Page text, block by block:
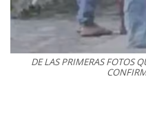
DE LAS PRIMERAS FOTOS